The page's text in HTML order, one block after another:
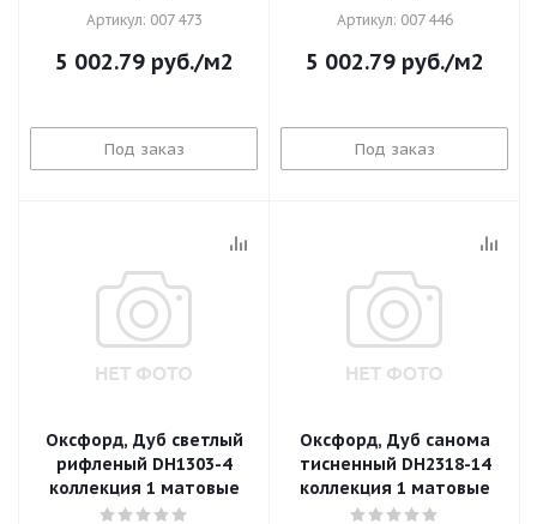
Артикул: 007 473
5 002.79руб./м2
Под заказ
Артикул: 007 446
5 002.79руб./м2
Под заказ
Оксфорд, Дуб светлый
рифленый DH1303-4
коллекция 1 матовые
Оксфорд, Дуб санома
тисненный DH2318-14
коллекция 1 матовые